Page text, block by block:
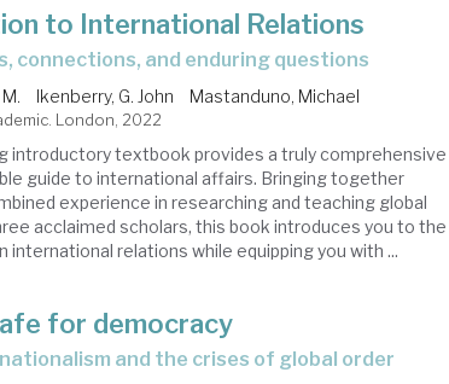
to International Relations
connections, and enduring questions
Ikenberry, G. John Mastanduno, Michael
London, 2022
introductory textbook provides a truly comprehensive
guide to international affairs. Bringing together
experience in researching and teaching global
acclaimed scholars, this book introduces you to the
international relations while equipping you with ...
for democracy
and the crises of global order